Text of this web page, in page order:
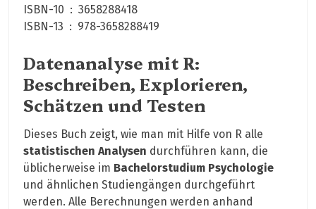
ISBN-10 ‏ : ‎ 3658288418
ISBN-13 ‏ : ‎ 978-3658288419
Datenanalyse mit R:
Beschreiben, Explorieren,
Schätzen und Testen
Dieses Buch zeigt, wie man mit Hilfe von R alle
statistischen Analysen durchführen kann, die
üblicherweise im Bachelorstudium Psychologie
und ähnlichen Studiengängen durchgeführt
werden. Alle Berechnungen werden anhand